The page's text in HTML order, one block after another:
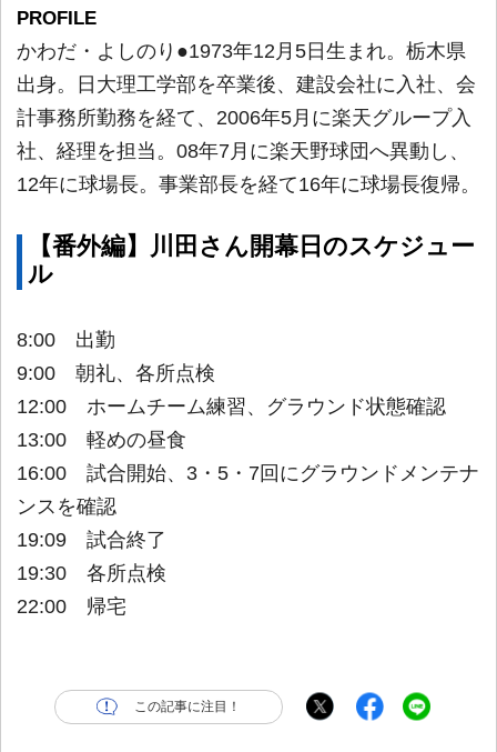
PROFILE
かわだ・よしのり●1973年12月5日生まれ。栃木県
出身。日大理工学部を卒業後、建設会社に入社、会
計事務所勤務を経て、2006年5月に楽天グループ入
社、経理を担当。08年7月に楽天野球団へ異動し、
12年に球場長。事業部長を経て16年に球場長復帰。
【番外編】川田さん開幕日のスケジュー
ル
8:00 出勤
9:00 朝礼、各所点検
12:00 ホームチーム練習、グラウンド状態確認
13:00 軽めの昼食
16:00 試合開始、3・5・7回にグラウンドメンテナ
ンスを確認
19:09 試合終了
19:30 各所点検
22:00 帰宅
この記事に注目！